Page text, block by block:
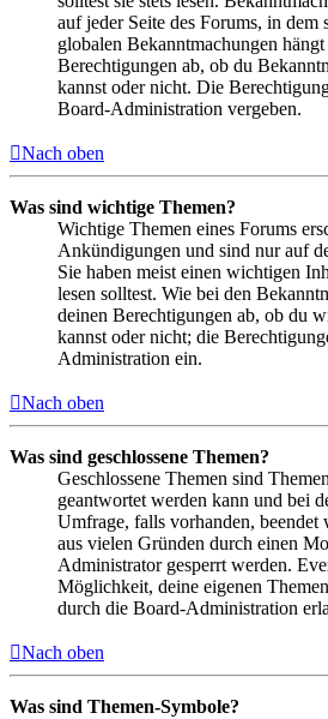
auf jeder Seite des Forums, in dem
globalen Bekanntmachungen
Berechtigungen ab, ob du
kannst oder nicht. Die
Board-Administration vergeben.
Nach oben
Was sind wichtige Themen?
Wichtige Themen eines Forums
Ankündigungen und sind nur auf
Sie haben meist einen wichtigen
lesen solltest. Wie bei den
deinen Berechtigungen ab, ob du
kannst oder nicht; die
Administration ein.
Nach oben
Was sind geschlossene Themen?
Geschlossene Themen sind
geantwortet werden kann und bei
Umfrage, falls vorhanden, beendet
aus vielen Gründen durch einen
Administrator gesperrt werden.
Möglichkeit, deine eigenen
durch die Board-Administration
Nach oben
Was sind Themen-Symbole?